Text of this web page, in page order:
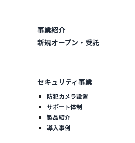
事業紹介
新規オープン・受託
セキュリティ事業
防犯カメラ設置
サポート体制
製品紹介
導入事例